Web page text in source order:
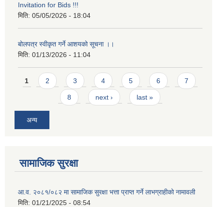
Invitation for Bids !!!
मिति: 05/05/2026 - 18:04
बोलपत्र स्वीकृत गर्ने आशयको सूचना ।।
मिति: 01/13/2026 - 11:04
Pages
1 2 3 4 5 6 7
8 next › last »
अन्य
सामाजिक सुरक्षा
आ.व. २०८१/०८२ मा सामाजिक सुरक्षा भत्ता प्राप्त गर्ने लाभग्राहीको नामावली
मिति: 01/21/2025 - 08:54